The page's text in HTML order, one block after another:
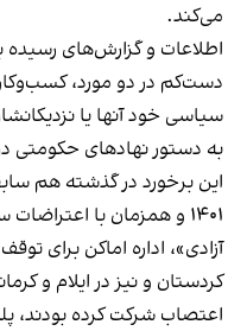
می‌کند.
اطلاعات و گزارش‌های رسیده
دست‌کم در دو مورد،
سیاسی خود آنها یا
به دستور نهادهای حکومتی
این برخورد در گذشته هم
۱۴۰۱ و همزمان با
آزادی»، اداره اماکن برای
کردستان و نیز در ایلام و
اعتصاب شرکت کرده بودند،